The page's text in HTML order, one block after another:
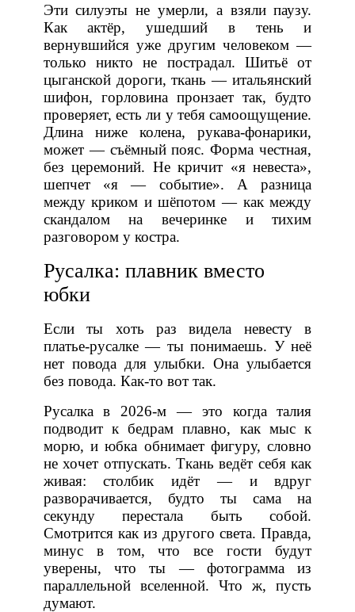
Эти силуэты не умерли, а взяли паузу.
Как актёр, ушедший в тень и
вернувшийся уже другим человеком —
только никто не пострадал. Шитьё от
цыганской дороги, ткань — итальянский
шифон, горловина пронзает так, будто
проверяет, есть ли у тебя самоощущение.
Длина ниже колена, рукава-фонарики,
может — съёмный пояс. Форма честная,
без церемоний. Не кричит «я невеста»,
шепчет «я — событие». А разница
между криком и шёпотом — как между
скандалом на вечеринке и тихим
разговором у костра.
Русалка: плавник вместо
юбки
Если ты хоть раз видела невесту в
платье-русалке — ты понимаешь. У неё
нет повода для улыбки. Она улыбается
без повода. Как-то вот так.
Русалка в 2026-м — это когда талия
подводит к бедрам плавно, как мыс к
морю, и юбка обнимает фигуру, словно
не хочет отпускать. Ткань ведёт себя как
живая: столбик идёт — и вдруг
разворачивается, будто ты сама на
секунду перестала быть собой.
Смотрится как из другого света. Правда,
минус в том, что все гости будут
уверены, что ты — фотограмма из
параллельной вселенной. Что ж, пусть
думают.